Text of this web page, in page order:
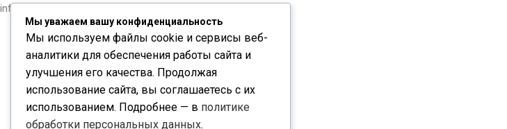
info@chipcontact.ru
Мы уважаем вашу конфиденциальность
Мы используем файлы cookie и сервисы веб-
аналитики для обеспечения работы сайта и
улучшения его качества. Продолжая
использование сайта, вы соглашаетесь с их
использованием. Подробнее — в политике
обработки персональных данных.